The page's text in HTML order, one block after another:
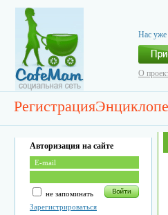
Нас уже
О
Регистрация
Авторизация на сайте
не запоминать
Зарегистрироваться